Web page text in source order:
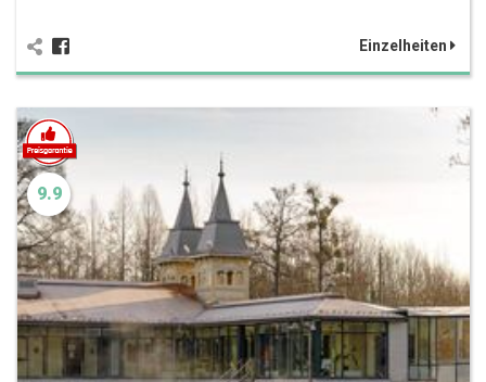
Einzelheiten
9.9